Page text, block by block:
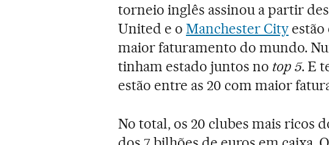
torneio inglês assinou a partir
United e oManchester Cityestão
maior faturamento do mundo.
tinham estado juntos no top 5. E
estão entre as 20 com maior
No total, os 20 clubes mais ricos